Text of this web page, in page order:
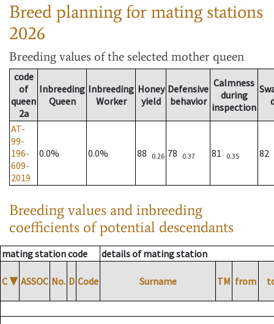
Breed planning for mating stations
2026
Breeding values of the selected mother queen
code
of
queen
2a
Inbreeding
Queen
Inbreeding
Worker
Honey
yield
Defensive
behavior
Calmness
during
inspection
AT-
99-
196-
609-
2019
0.0% 0.0% 88 0.26 78 0.37 81 0.35 82
Breeding values and inbreeding
coefficients of potential descendants
mating station code details of mating station
C ▼ ASSOC No. D Code Surname TM from